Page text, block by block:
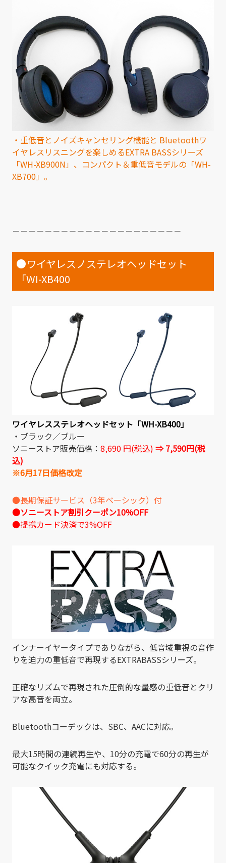
・重低音とノイズキャンセリング機能と Bluetoothワ
イヤレスリスニングを楽しめるEXTRA BASSシリーズ
「WH-XB900N」、コンパクト＆重低音モデルの「WH-
XB700」。
－－－－－－－－－－－－－－－－－－－－－
●ワイヤレスノステレオヘッドセット
「WI-XB400
ワイヤレスステレオヘッドセット「WH-XB400」
・ブラック／ブルー
ソニーストア販売価格： 8,690 円(税込) ⇒ 7,590円(税
込)
※6月17日価格改定
●長期保証サービス（3年ベーシック）付
●ソニーストア割引クーポン10%OFF
●提携カード決済で3%OFF
インナーイヤータイプでありながら、低音域重視の音作
りを迫力の重低音で再現するEXTRABASSシリーズ。
正確なリズムで再現された圧倒的な量感の重低音とクリ
アな高音を両立。
Bluetoothコーデックは、SBC、AACに対応。
最大15時間の連続再生や、10分の充電で60分の再生が
可能なクイック充電にも対応する。